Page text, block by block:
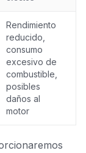
Rendimiento
reducido,
consumo
excesivo de
combustible,
posibles
daños al
motor